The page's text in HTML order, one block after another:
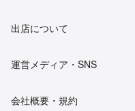
出店について
運営メディア・SNS
会社概要・規約